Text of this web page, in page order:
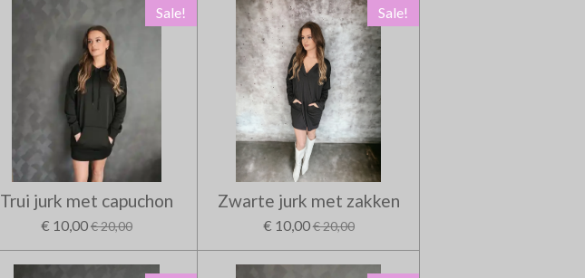
Sale!
Trui jurk met capuchon
€ 10,00€ 20,00
Sale!
Zwarte jurk met zakken
€ 10,00€ 20,00